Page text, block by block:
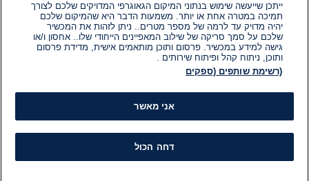
ייתכן שייעשה שימוש בנתוני המיקום הגאוגרפי המדויקים שלכם לצורך
תמיכה במטרה אחת או יותר. משמעות הדבר היא שהמיקום שלכם
יהיה מדויק עד לרמה של מספר מטרים.. ניתן לזהות את המכשיר
שלכם על סמך סריקה של שילוב המאפיינים הייחודי שלו.. אחסון ו/או
גישה למידע במכשיר. פרסום ותוכן מותאמים אישית, מדידת פרסום
ותוכן, ניתוח קהל ופיתוח שירותים .
(רשימת שותפים (ספקים
אני מאשר
דחה הכול